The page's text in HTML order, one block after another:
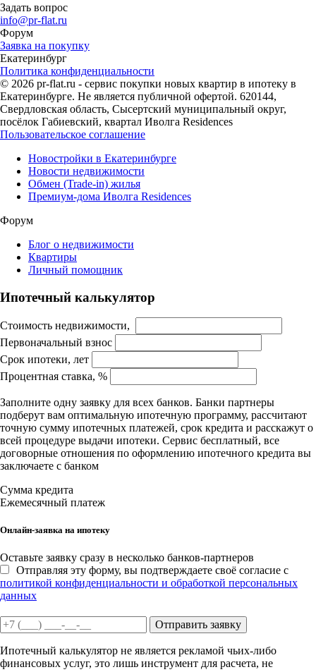
Задать вопрос
info@pr-flat.ru
Форум
Заявка на покупку
Екатеринбург
Политика конфиденциальности
© 2026 pr-flat.ru - сервис покупки новых квартир в ипотеку в
Екатеринбурге. Не является публичной офертой. 620144,
Свердловская область, Сысертский муниципальный округ,
посёлок Габиевский, квартал Иволга Residences
Пользовательское соглашение
Новостройки в Екатеринбурге
Новости недвижимости
Обмен (Trade-in) жилья
Премиум-дома Иволга Residences
Форум
Блог о недвижимости
Квартиры
Личный помощник
Ипотечный калькулятор
Стоимость недвижимости,
Первоначальный взнос
Срок ипотеки, лет
Процентная ставка, %
Заполните одну заявку для всех банков. Банки партнеры
подберут вам оптимальную ипотечную программу, рассчитают
точную сумму ипотечных платежей, срок кредита и расскажут о
всей процедуре выдачи ипотеки. Сервис бесплатный, все
договорные отношения по оформлению ипотечного кредита вы
заключаете с банком
Сумма кредита
Ежемесячный платеж
Онлайн-заявка на ипотеку
Оставьте заявку сразу в несколько банков-партнеров
Отправляя эту форму, вы подтверждаете своё согласие с
политикой конфиденциальности и обработкой персональных
данных
Отправить заявку
Ипотечный калькулятор не является рекламой чьих-либо
финансовых услуг, это лишь инструмент для расчета, не